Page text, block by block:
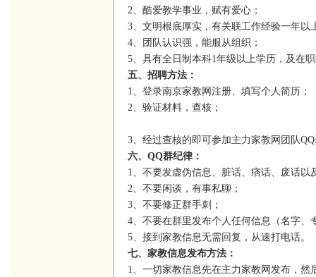
2、酷爱教学事业，赋有爱心；
3、文明根底厚实，有关联工作经验一年以
4、团队认识强，能服从组织；
5、具有全日制本科1年级以上学历，及在
五、招聘方法：
1、登录南京家教网注册、填写个人简历；
2、验证材料，查核；
3、经过查核的即可参加主力家教网团队
六、QQ群纪律：
1、不要发虚伪信息、脏话、痞话、废话以
2、不要闲谈，有事私聊；
3、不要修正群手刺；
4、不要在群里发布个人任何信息（名字、
5、接到家教信息无需回复，从速打电话。
七、家教信息发布方法：
1、一切家教信息先在主力家教网发布，